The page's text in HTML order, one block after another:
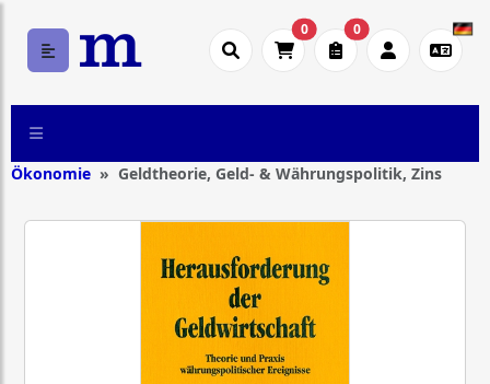
0 0
Ökonomie Geldtheorie, Geld- & Währungspolitik, Zins